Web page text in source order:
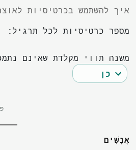
איך להשתמש בכרטיסיות
מספר כרטיסיות לכל תרגיל:
משנה תווי מקלדת שאינם
אֲנָשִׁים